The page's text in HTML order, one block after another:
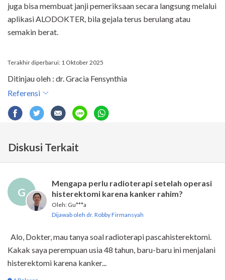
juga bisa membuat janji pemeriksaan secara langsung melalui
aplikasi ALODOKTER, bila gejala terus berulang atau
semakin berat.
Terakhir diperbarui: 1 Oktober 2025